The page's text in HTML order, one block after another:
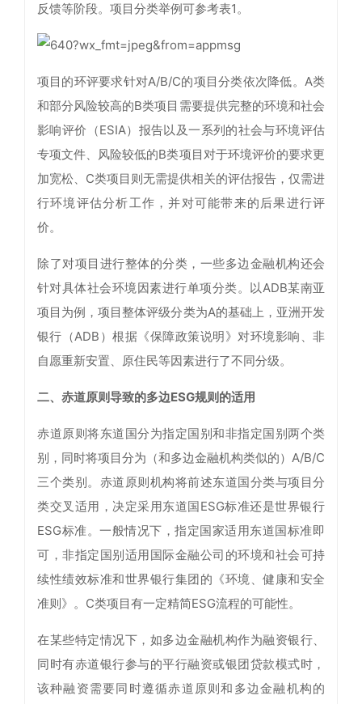
反馈等阶段。项目分类举例可参考表1。
项目的环评要求针对A/B/C的项目分类依次降低。A类
和部分风险较高的B类项目需要提供完整的环境和社会
影响评价（ESIA）报告以及一系列的社会与环境评估
专项文件、风险较低的B类项目对于环境评价的要求更
加宽松、C类项目则无需提供相关的评估报告，仅需进
行环境评估分析工作，并对可能带来的后果进行评
价。
除了对项目进行整体的分类，一些多边金融机构还会
针对具体社会环境因素进行单项分类。以ADB某南亚
项目为例，项目整体评级分类为A的基础上，亚洲开发
银行（ADB）根据《保障政策说明》对环境影响、非
自愿重新安置、原住民等因素进行了不同分级。
二、赤道原则导致的多边ESG规则的适用
赤道原则将东道国分为指定国别和非指定国别两个类
别，同时将项目分为（和多边金融机构类似的）A/B/C
三个类别。赤道原则机构将前述东道国分类与项目分
类交叉适用，决定采用东道国ESG标准还是世界银行
ESG标准。一般情况下，指定国家适用东道国标准即
可，非指定国别适用国际金融公司的环境和社会可持
续性绩效标准和世界银行集团的《环境、健康和安全
准则》。C类项目有一定精简ESG流程的可能性。
在某些特定情况下，如多边金融机构作为融资银行、
同时有赤道银行参与的平行融资或银团贷款模式时，
该种融资需要同时遵循赤道原则和多边金融机构的